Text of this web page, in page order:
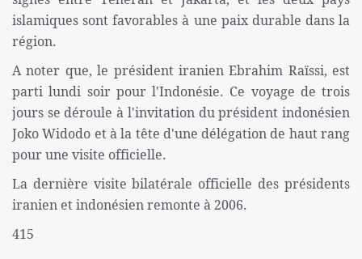
islamiques sont favorables à une paix durable dans la
région.
A noter que, le président iranien Ebrahim Raïssi, est
parti lundi soir pour l'Indonésie. Ce voyage de trois
jours se déroule à l'invitation du président indonésien
Joko Widodo et à la tête d'une délégation de haut rang
pour une visite officielle.
La dernière visite bilatérale officielle des présidents
iranien et indonésien remonte à 2006.
415